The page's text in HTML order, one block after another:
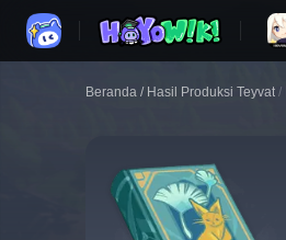
Beranda / Hasil Produksi Teyvat /